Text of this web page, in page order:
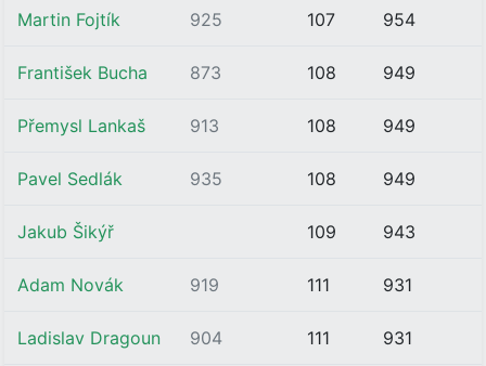
Martin Fojtík 925 107 954
František Bucha 873 108 949
Přemysl Lankaš 913 108 949
Pavel Sedlák 935 108 949
Jakub Šikýř 109 943
Adam Novák 919 111 931
Ladislav Dragoun 904 111 931